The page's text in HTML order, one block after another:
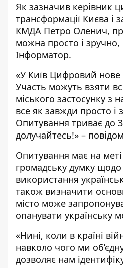
Як зазначив керівник
трансформації Києва і
КМДА Петро Оленич,
можна просто і зручно,
Інформатор.
«У Київ Цифровий нове
Участь можуть взяти
міського застосунку з
все як завжди просто і
Опитування триває до
долучайтесь!» –
Опитування має на меті
громадську думку
використання
також визначити
місто може
опанувати українську
«Нині, коли в країні
навколо чого ми
дозволяє нам